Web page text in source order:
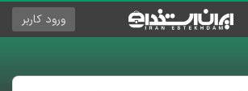
ورود کاربر